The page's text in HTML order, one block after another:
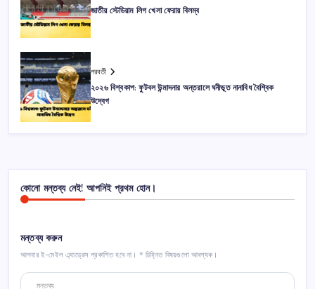
জাতীয় স্টেডিয়াম লিগ খেলা ফেরায় বিলম্ব
পরবর্তী
২০২৬ বিশ্বকাপ: ফুটবল উন্মাদনার অন্তরালে ঘনীভূত নানাবিধ বৈশ্বিক
উদ্বেগ
কোনো মন্তব্য নেই! আপনিই প্রথম হোন।
মন্তব্য করুন
আপনার ই-মেইল এ্যাড্রেস প্রকাশিত হবে না। * চিহ্নিত বিষয়গুলো আবশ্যক।